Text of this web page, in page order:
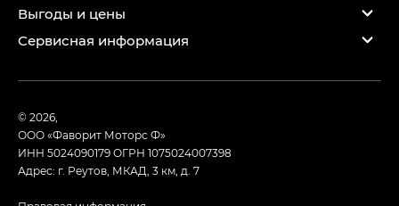
Выгоды и цены
Сервисная информация
© 2026,
ООО «Фаворит Моторс Ф»
ИНН 5024090179ОГРН 1075024007398
Адрес: г. Реутов, МКАД, 3 км, д. 7